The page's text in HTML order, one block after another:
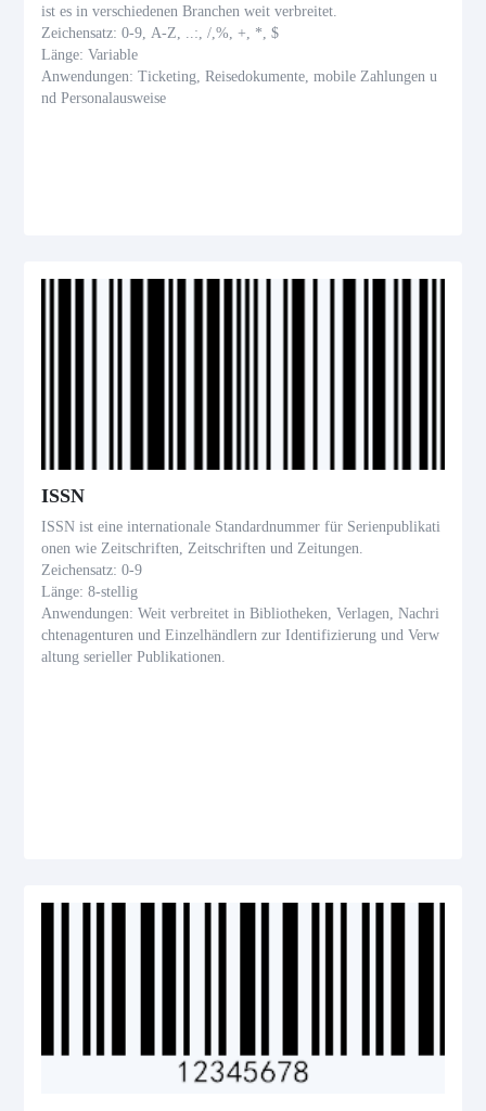
ist es in verschiedenen Branchen weit verbreitet.
Zeichensatz: 0-9, A-Z, ..:, /,%, +, *, $
Länge: Variable
Anwendungen: Ticketing, Reisedokumente, mobile Zahlungen u
nd Personalausweise
ISSN
ISSN ist eine internationale Standardnummer für Serienpublikati
onen wie Zeitschriften, Zeitschriften und Zeitungen.
Zeichensatz: 0-9
Länge: 8-stellig
Anwendungen: Weit verbreitet in Bibliotheken, Verlagen, Nachri
chtenagenturen und Einzelhändlern zur Identifizierung und Verw
altung serieller Publikationen.